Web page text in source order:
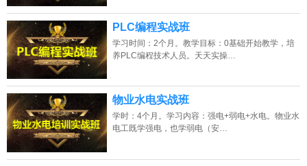
PLC编程实战班
学习时间：2个月。教学目标：0基础开始教学，培
养PLC编程技术人员。天天实操…
物业水电实战班
学时：4个月。学习内容：强电+弱电+水电。物业水
电工既学强电，也学弱电（安…